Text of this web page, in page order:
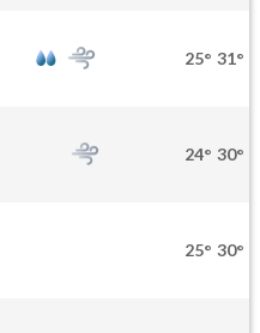
25° 31°
24° 30°
25° 30°